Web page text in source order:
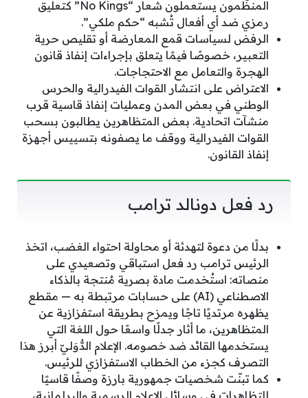
المنظّمون يستعملون شعار “No Kings” كتعليق
رمزي ضد أي أفعال تُشبه “حكم ملكي”.
الرفض لسياسات قمع المعارضة أو تقليص حرية
التعبير، خصوصًا فيمًا يتعلق بإجراءات إنفاذ قانون
الهجرة والتعامل مع الاحتجاجات.
الاعتراض على انتشار القوات الفيدرالية والحرس
الوطني في بعض المدن وعمليات إنفاذ قاسية قرب
منشآت اتحادية. بعض المتظاهرين يطالبون بسحب
القوات الفيدرالية ووقف ما يصفونه بتسييس أجهزة
إنفاذ القانون.
رد فعل دونالد ترامب
بدلًا من دعوة لتهدئة أو محاولة احتواء الغضب، اتخذ
الرئيس ترامب رد فعل استباقي وتصعيدي على
منصاته: استُخدمت مادة بصرية مُنتجة بالذكاء
الاصطناعي (AI) على حسابات مرتبطة به — مقطع
يظهره مرتديًا تاجًا ويمزح بطريقة استفزازية عن
المتظاهرين، ما أثار جدلًا واسعًا حول اللغة التي
يستخدمها القائد ضد خصومه. الإعلام الدُّوَليّ أبرز هذا
التصرف كجزء من الخطاب الاستفزازي للرئيس.
كما تبنّت شخصيات جمهورية بارزة وصفًا قاسيًا
للتظاهرات في وسائل الإعلام الرسمية والبرلمانية،